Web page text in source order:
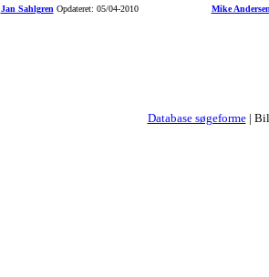
Jan Sahlgren Opdateret: 05/04-2010
Mike
Database søgeforme|